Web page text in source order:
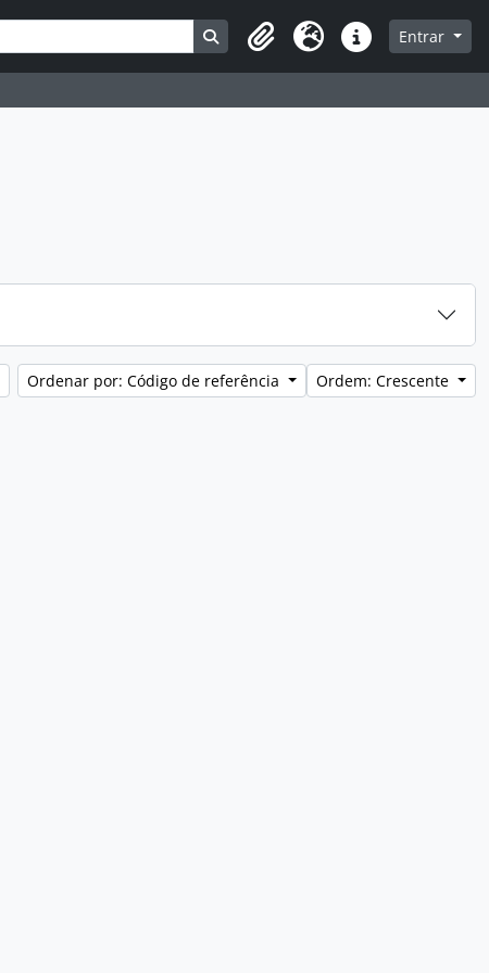
Busque na página de navegação
Clipboard
Idioma Atalhos Entrar
Ordenar por: Código de referência Ordem: Crescente